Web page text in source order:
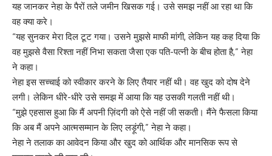
यह जानकर नेहा के पैरों तले जमीन खिसक गई। उसे समझ नहीं आ रहा था कि
वह क्या करे।
“यह सुनकर मेरा दिल टूट गया। उसने मुझसे माफी मांगी, लेकिन यह कह दिया कि
वह मुझसे वैसा रिश्ता नहीं निभा सकता जैसा एक पति-पत्नी के बीच होता है,” नेहा
ने कहा।
नेहा इस सच्चाई को स्वीकार करने के लिए तैयार नहीं थी। वह खुद को दोष देने
लगी। लेकिन धीरे-धीरे उसे समझ में आया कि यह उसकी गलती नहीं थी।
“मुझे एहसास हुआ कि मैं अपनी ज़िंदगी को ऐसे नहीं जी सकती। मैंने फैसला किया
कि अब मैं अपने आत्मसम्मान के लिए लड़ूंगी,” नेहा ने कहा।
नेहा ने तलाक का आवेदन किया और खुद को आर्थिक और मानसिक रूप से